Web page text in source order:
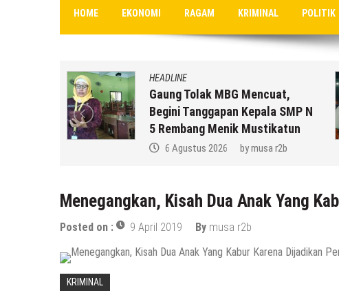
HOME EKONOMI RAGAM KRIMINAL POLITIK
HEADLINE
Gaung Tolak MBG Mencuat,
Begini Tanggapan Kepala SMP N
5 Rembang Menik Mustikatun
6 Agustus 2026 bymusa r2b
Menegangkan, Kisah Dua Anak Yang
Posted on : 9 April 2019 By musa r2b
KRIMINAL